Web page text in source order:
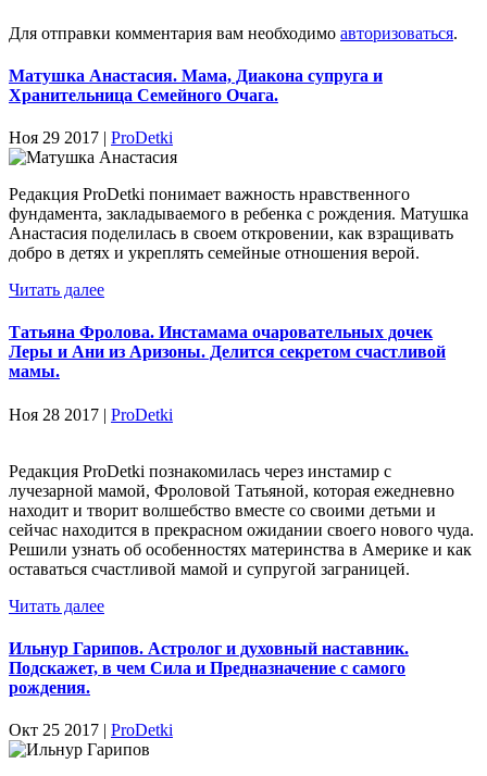
Для отправки комментария вам необходимо авторизоваться.
Матушка Анастасия. Мама, Диакона супруга и
Хранительница Семейного Очага.
Ноя 29 2017 | ProDetki
Редакция ProDetki понимает важность нравственного
фундамента, закладываемого в ребенка с рождения. Матушка
Анастасия поделилась в своем откровении, как взращивать
добро в детях и укреплять семейные отношения верой.
Читать далее
Татьяна Фролова. Инстамама очаровательных дочек
Леры и Ани из Аризоны. Делится секретом счастливой
мамы.
Ноя 28 2017 | ProDetki
Редакция ProDetki познакомилась через инстамир с
лучезарной мамой, Фроловой Татьяной, которая ежедневно
находит и творит волшебство вместе со своими детьми и
сейчас находится в прекрасном ожидании своего нового чуда.
Решили узнать об особенностях материнства в Америке и как
оставаться счастливой мамой и супругой заграницей.
Читать далее
Ильнур Гарипов. Астролог и духовный наставник.
Подскажет, в чем Сила и Предназначение с самого
рождения.
Окт 25 2017 | ProDetki